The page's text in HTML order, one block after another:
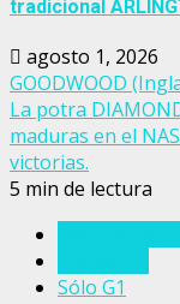
tradicional
agosto 1, 2026
GOODWOOD
La potra
maduras en el
victorias.
5 min de lectura
Sólo G1